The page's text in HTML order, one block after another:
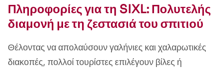
Πληροφορίες για τη SIXL: Πολυτελής
διαμονή με τη ζεστασιά του σπιτιού
Θέλοντας να απολαύσουν γαλήνιες και χαλαρωτικές
διακοπές, πολλοί τουρίστες επιλέγουν βίλες ή